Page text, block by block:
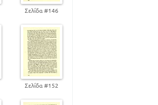
Σελίδα #146
Σελίδα #152